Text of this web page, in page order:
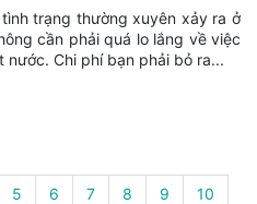
trạng thường xuyên xảy ra ở
cần phải quá lo lắng về việc
nước. Chi phí bạn phải bỏ ra...
5 6 7 8 9 10